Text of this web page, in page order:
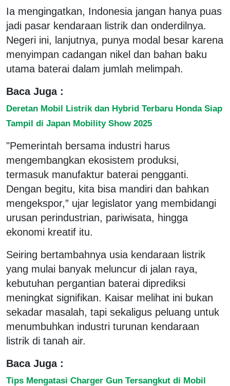
Ia mengingatkan, Indonesia jangan hanya puas
jadi pasar kendaraan listrik dan onderdilnya.
Negeri ini, lanjutnya, punya modal besar karena
menyimpan cadangan nikel dan bahan baku
utama baterai dalam jumlah melimpah.
Baca Juga :
Deretan Mobil Listrik dan Hybrid Terbaru Honda Siap
Tampil di Japan Mobility Show 2025
"Pemerintah bersama industri harus
mengembangkan ekosistem produksi,
termasuk manufaktur baterai pengganti.
Dengan begitu, kita bisa mandiri dan bahkan
mengekspor,” ujar legislator yang membidangi
urusan perindustrian, pariwisata, hingga
ekonomi kreatif itu.
Seiring bertambahnya usia kendaraan listrik
yang mulai banyak meluncur di jalan raya,
kebutuhan pergantian baterai diprediksi
meningkat signifikan. Kaisar melihat ini bukan
sekadar masalah, tapi sekaligus peluang untuk
menumbuhkan industri turunan kendaraan
listrik di tanah air.
Baca Juga :
Tips Mengatasi Charger Gun Tersangkut di Mobil